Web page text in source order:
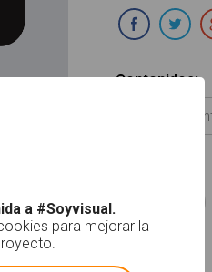
Contenidos:
a #Soyvisual.
para mejorar la